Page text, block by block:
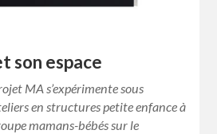
son espace
MA s’expérimente sous
en structures petite enfance à
mamans-bébés sur le